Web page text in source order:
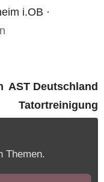
i.OB ·
AST Deutschland
Tatortreinigung
Themen.